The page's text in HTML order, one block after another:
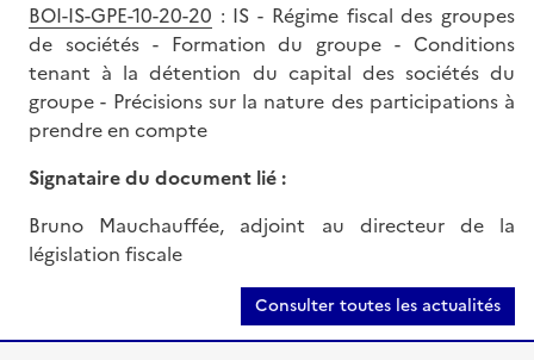
BOI-IS-GPE-10-20-20 : IS - Régime fiscal des groupes
de sociétés - Formation du groupe - Conditions
tenant à la détention du capital des sociétés du
groupe - Précisions sur la nature des participations à
prendre en compte
Signataire du document lié :
Bruno Mauchauffée, adjoint au directeur de la
législation fiscale
Consulter toutes les actualités